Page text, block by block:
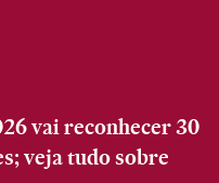
vai reconhecer 30
veja tudo sobre